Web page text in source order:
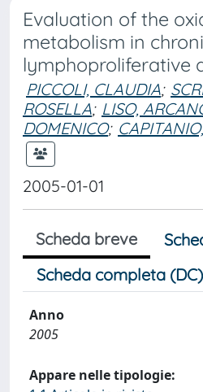
Evaluation of the
metabolism in
lymphoproliferative
PICCOLI, CLAUDIA;
ROSELLA; LISO,
DOMENICO;
2005-01-01
Scheda breve
Scheda completa (DC)
Anno
2005
Appare nelle tipologie: